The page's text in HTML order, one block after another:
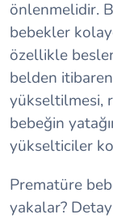
önlenmelidir.
bebekler
özellikle
belden
yükseltilmesi,
bebeğin
yükselticiler
Prematüre
yakalar?